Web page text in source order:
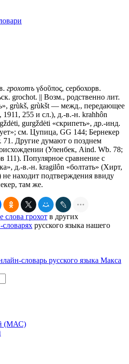
грохотъ γδοῦπος, сербохорв.
grochot. || Возм., родственно лит.
grùkš, grùkšt — межд., передающее
255 и сл.), д.-в.-н. krahhôn
gurgždėti «скрипеть», др.-инд.
см. Цупица, GG 144; Бернекер
71. Другие думают о позднем
(Уленбек, Aind. Wb. 78;
111). Популярное сравнение с
д.-в.-н. kragilôn «болтать» (Хирт,
находит подтверждения ввиду
там же.
слова грохот в других
русского языка нашего
словарь русского языка Макса
(МАС)